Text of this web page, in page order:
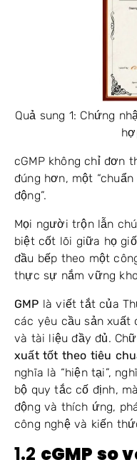
Quả sung 1: Chứng
cGMP không chỉ đơn
đúng hơn, một
động”.
Mọi người trộn lẫn
biệt cốt lõi giữa họ
đầu bếp theo một
thực sự nắm vững
GMP là viết tắt của
các yêu cầu sản xuất
và tài liệu đầy đủ. Chữ
xuất tốt theo tiêu
nghĩa là “hiện tại”,
bộ quy tắc cố định,
động và thích ứng,
công nghệ và kiến
1.2 cGMP so